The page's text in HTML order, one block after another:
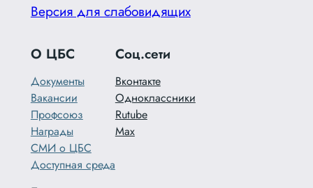
Версия для слабовидящих
О ЦБС
Документы
Вакансии
Профсоюз
Награды
СМИ о ЦБС
Доступная среда
Соц.сети
Вконтакте
Одноклассники
Rutube
Max